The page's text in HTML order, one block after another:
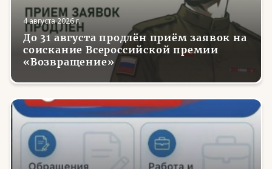
4 августа 2026 г.
До 31 августа продлён приём заявок на
соискание Всероссийской премии
«Возвращение»